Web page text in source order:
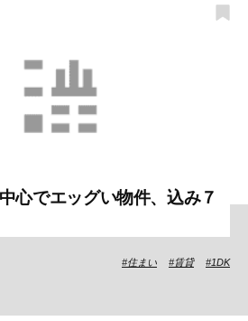
心でエッグい物件、込み７
住まい 賃貸 1DK